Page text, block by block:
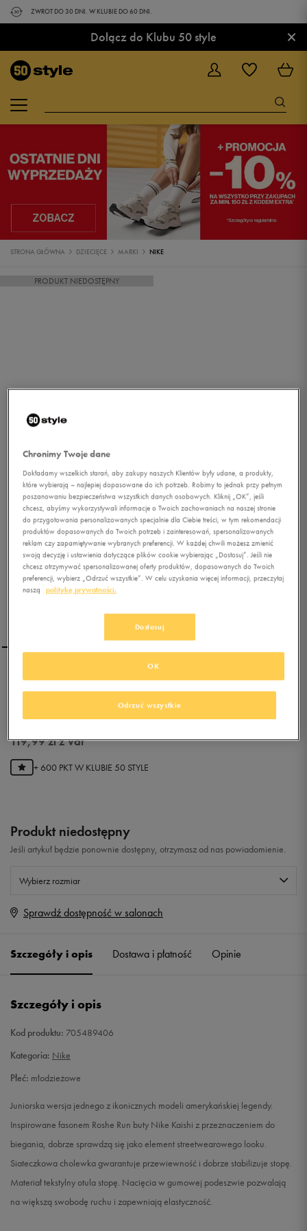
ZWROT DO 30 DNI. W KLUBIE DO 60 DNI.
Dołącz do Klubu 50 style ×
STRONA GŁÓWNA DZIECIĘCE MARKI NIKE
PRODUKT NIEDOSTĘPNY
NIKE KAISHI (GS)
119,99złz Vat
+ 600 PKT W KLUBIE 50 STYLE
Produkt niedostępny
Jeśli artykuł będzie ponownie dostępny, otrzymasz od nas powiadomienie.
Wybierz rozmiar
Rozmiary EU
37,5 23,5 cm
38,5 24 cm Powiadom o dostępności
39 24,5 cm
25 cm Powiadom o dostępności
Sprawdź dostępność w salonach
Szczegóły i opis Dostawa i płatność Opinie
Szczegóły i opis
Kod produktu: 705489406
Kategoria: Nike
Płeć: młodzieżowe
Juniorska wersja jednego z ikonicznych modeli amerykańskiej legendy.
Inspirowane fasonem Roshe Run buty Nike Kaishi z przeznaczeniem do
biegania, dobrze sprawdzą się jako element streetwearowego looku.
Siateczkowa cholewka gwarantuje przewiewność i dobrze stabilizuje stopę.
Materiał tekstylny otula stopę. Nacięcia w gumowej podeszwie pozwalają
na większą swobodę ruchu i zapewniają elastyczność.
Chronimy Twoje dane
Dokładamy wszelkich starań, aby zakupy naszych Klientów były udane, a produkty,
które wybierają – najlepiej dopasowane do ich potrzeb. Robimy to jednak przy pełnym
poszanowaniu bezpieczeństwa wszystkich danych osobowych. Kliknij „OK”, jeśli
chcesz, abyśmy wykorzystywali informacje o Twoich zachowaniach na naszej stronie
do przygotowania personalizowanych specjalnie dla Ciebie treści, w tym rekomendacji
produktów dopasowanych do Twoich potrzeb i zainteresowań, spersonalizowanych
reklam czy zapamiętywanie wybranych preferencji. W każdej chwili możesz zmienić
swoją decyzję i ustawienia dotyczące plików cookie wybierając „Dostosuj”. Jeśli nie
chcesz otrzymywać spersonalizowanej oferty produktów, dopasowanych do Twoich
preferencji, wybierz „Odrzuć wszystkie”. W celu uzyskania więcej informacji, przeczytaj
naszą
politykę prywatności.
Dostosuj
Odrzuć wszystkie
OK